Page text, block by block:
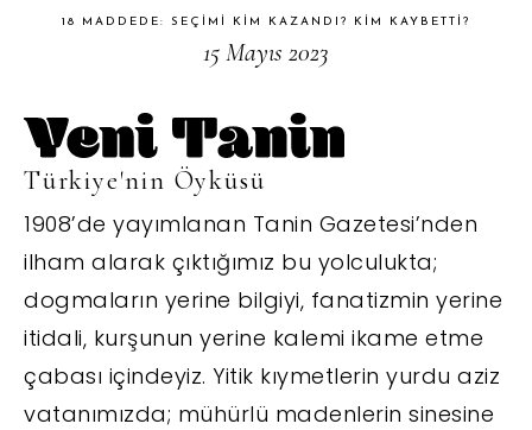
18 MADDEDE: SEÇIMI KIM KAZANDI? KIM KAYBETTI?
15 Mayıs 2023
Türkiye'nin Öyküsü
1908’de yayımlanan Tanin Gazetesi’nden
ilham alarak çıktığımız bu yolculukta;
dogmaların yerine bilgiyi, fanatizmin yerine
itidali, kurşunun yerine kalemi ikame etme
çabası içindeyiz. Yitik kıymetlerin yurdu aziz
vatanımızda; mühürlü madenlerin sinesine